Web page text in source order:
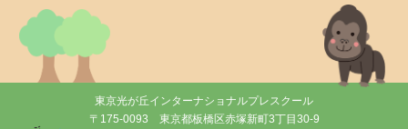
東京光が丘インターナショナルプレスクール
〒175-0093 東京都板橋区赤塚新町3丁目30-9